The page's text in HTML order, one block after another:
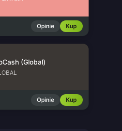
Opinie Kup
(Global)
Opinie Kup